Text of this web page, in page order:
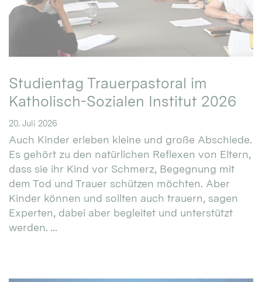
Studientag Trauerpastoral im
Katholisch-Sozialen Institut 2026
20. Juli 2026
Auch Kinder erleben kleine und große Abschiede.
Es gehört zu den natürlichen Reflexen von Eltern,
dass sie ihr Kind vor Schmerz, Begegnung mit
dem Tod und Trauer schützen möchten. Aber
Kinder können und sollten auch trauern, sagen
Experten, dabei aber begleitet und unterstützt
werden. ...